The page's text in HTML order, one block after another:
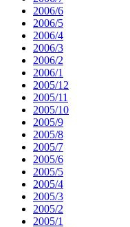
2006/6
2006/5
2006/4
2006/3
2006/2
2006/1
2005/12
2005/11
2005/10
2005/9
2005/8
2005/7
2005/6
2005/5
2005/4
2005/3
2005/2
2005/1